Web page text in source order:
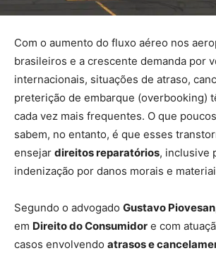
Com o aumento do fluxo aéreo nos
brasileiros e a crescente demanda por
internacionais, situações de atraso,
preterição de embarque (overbooking)
cada vez mais frequentes. O que
sabem, no entanto, é que esses
ensejar direitos reparatórios, inclusive
indenização por danos morais e
Segundo o advogado Gustavo Piovesan
em Direito do Consumidor e com
casos envolvendo atrasos e